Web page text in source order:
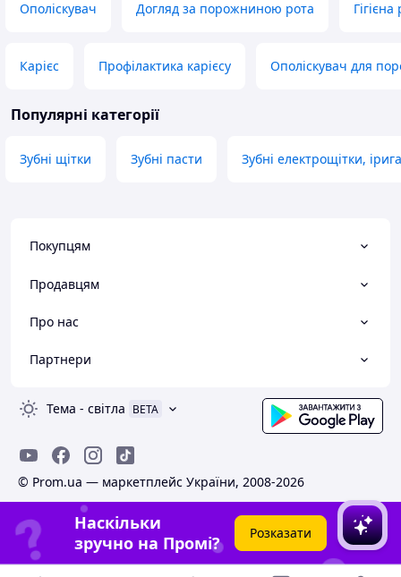
Ополіскувач Догляд за порожниною рота
Карієс Профілактика карієсу Ополіскувач для
Популярні категорії
Зубні щітки Зубні пасти Зубні електрощітки,
Покупцям
Продавцям
Про нас
Партнери
Тема - світла BETA
© Prom.ua — маркетплейс України, 2008-2026
Наскільки
зручно на Промі?
Розказати